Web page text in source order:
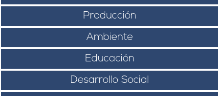
Producción
Ambiente
Educación
Desarrollo Social